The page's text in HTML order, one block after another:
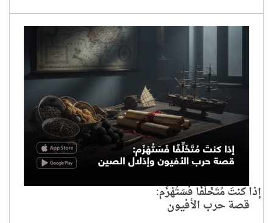
إذا كنتَ مُتَخَلِّفًا فَسَتُهْزَم:
قصة حرب الأفيون